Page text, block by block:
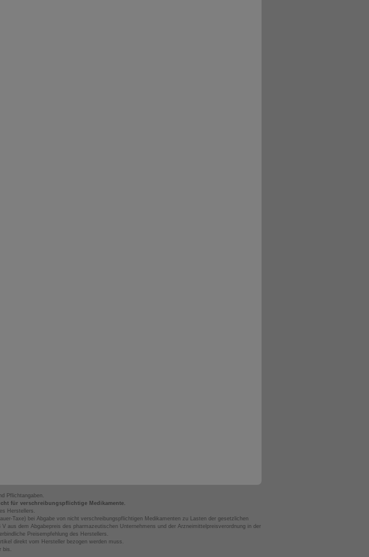
Pflichtangaben.
für verschreibungspflichtige Medikamente.
Herstellers.
Taxe) bei Abgabe von nicht verschreibungspflichtigen Medikamenten zu Lasten der gesetzlichen
aus dem Abgabepreis des pharmazeutischen Unternehmens und der Arzneimittelpreisverordnung in der
Preisempfehlung des Herstellers.
direkt vom Hersteller bezogen werden muss.
bis.